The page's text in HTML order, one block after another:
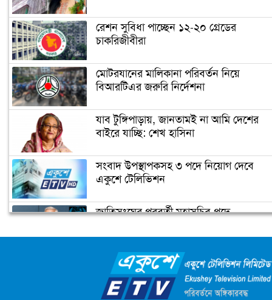
নারায়ণগঞ্জ পাসপোর্ট অফিসে ভাঙচুর,
কানাডা প্রবাসী আটক
করলো সন্ত্রাসীরা
ডিসির বাসভবনে পুলিশ কনস্টেবলের
আত্মহত্যা
উপজেলা ছাত্রলীগের নতুন কমিটি
আনন্দ মিছিল
রেশন সুবিধা পাচ্ছেন ১২-২০ গ্রেডের
চাকরিজীবীরা
মোটরযানের মালিকানা পরিবর্তন নিয়ে
বিআরটিএর জরুরি নির্দেশনা
যাব টুঙ্গিপাড়ায়, জানতামই না আমি দেশের
বাইরে যাচ্ছি: শেখ হাসিনা
সংবাদ উপস্থাপকসহ ৩ পদে নিয়োগ দেবে
একুশে টেলিভিশন
জাতিসংঘের পরবর্তী মহাসচিব পদে
ক্যাম্পাস অ্যাম্বাসেডর নিয়োগ দিচ্ছে একুশে
টেলিভিশন